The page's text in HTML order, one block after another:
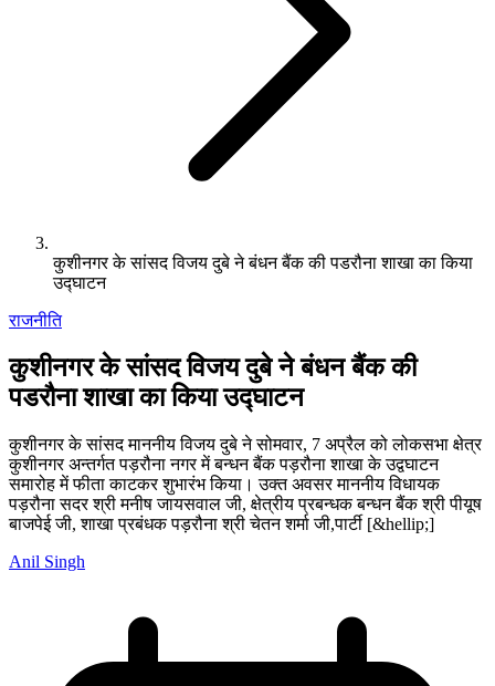
कुशीनगर के सांसद विजय दुबे ने बंधन बैंक की पडरौना शाखा का किया
उद्घाटन
राजनीति
कुशीनगर के सांसद विजय दुबे ने बंधन बैंक की
पडरौना शाखा का किया उद्घाटन
कुशीनगर के सांसद माननीय विजय दुबे ने सोमवार, 7 अप्रैल को लोकसभा क्षेत्र
कुशीनगर अन्तर्गत पड़रौना नगर में बन्धन बैंक पड़रौना शाखा के उद्वघाटन
समारोह में फीता काटकर शुभारंभ किया। उक्त अवसर माननीय विधायक
पड़रौना सदर श्री मनीष जायसवाल जी, क्षेत्रीय प्रबन्धक बन्धन बैंक श्री पीयूष
बाजपेई जी, शाखा प्रबंधक पड़रौना श्री चेतन शर्मा जी,पार्टी [&hellip;]
Anil Singh